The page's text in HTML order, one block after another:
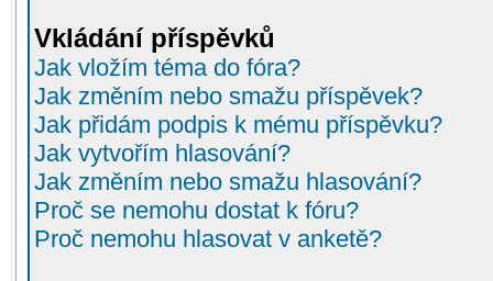
Vkládání příspěvků
Jak vložím téma do fóra?
Jak změním nebo smažu příspěvek?
Jak přidám podpis k mému příspěvku?
Jak vytvořím hlasování?
Jak změním nebo smažu hlasování?
Proč se nemohu dostat k fóru?
Proč nemohu hlasovat v anketě?